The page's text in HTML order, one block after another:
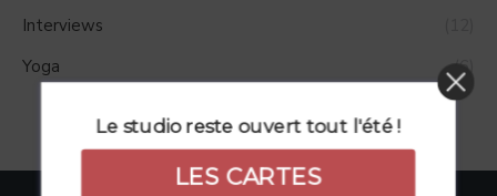
Interviews
Yoga
(6)
Le studio reste ouvert tout l'été !
LES CARTES